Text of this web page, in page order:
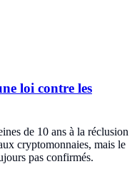
loi contre les
de 10 ans à la réclusion
cryptomonnaies, mais le
pas confirmés.